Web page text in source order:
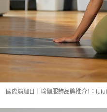
國際瑜珈日｜瑜伽服飾品牌推介1：